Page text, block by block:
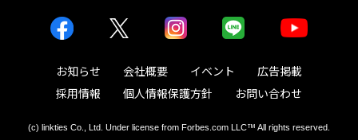
お知らせ 会社概要 イベント
広告掲載
採用情報
個人情報保護方針 お問い合わせ
(c) linkties Co., Ltd. Under license from Forbes.com LLC™ All rights reserved.